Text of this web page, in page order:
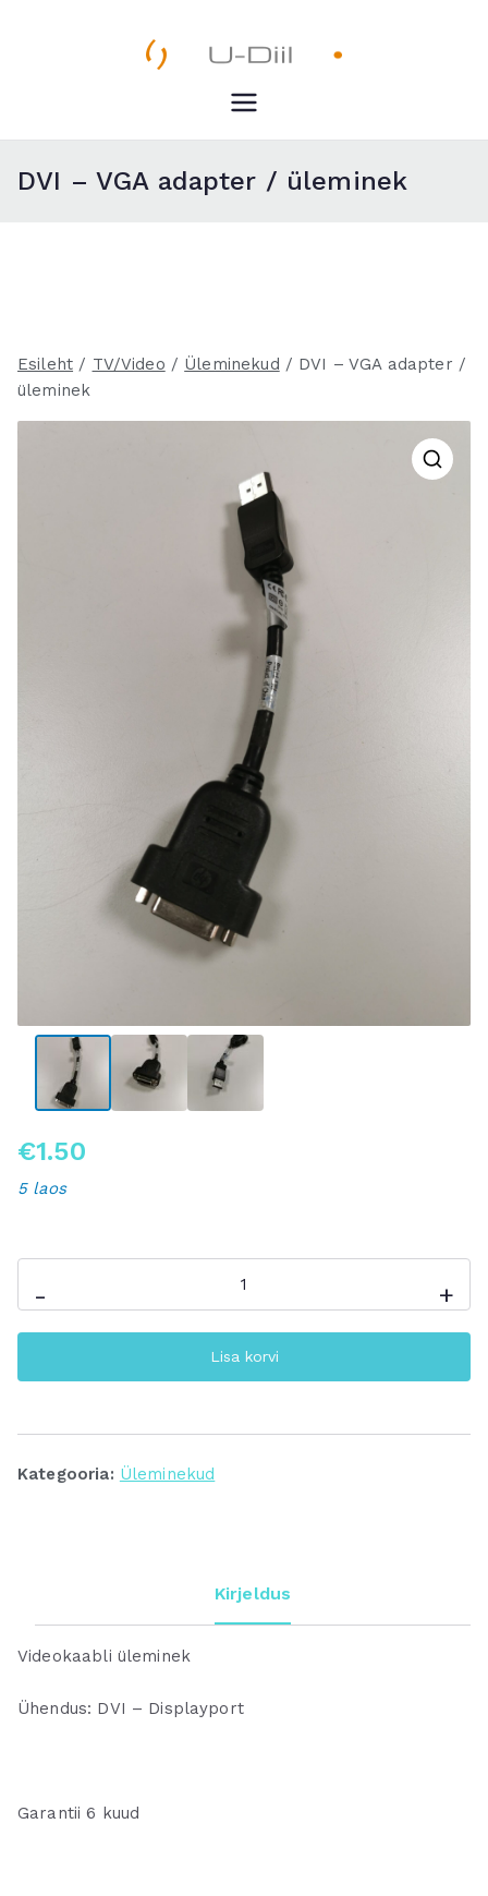
U-Diil
Pealeht
DVI – VGA adapter / üleminek
Esileht / TV/Video / Üleminekud / DVI – VGA adapter /
üleminek
€1.50
5 laos
-
/
+
Lisa korvi
Kategooria: Üleminekud
Kirjeldus
Videokaabli üleminek
Ühendus: DVI – Displayport
Garantii 6 kuud